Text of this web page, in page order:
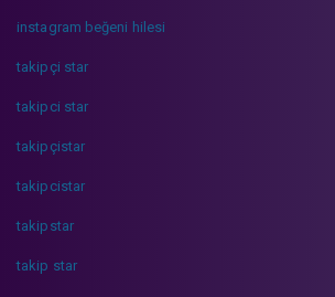
instagram beğeni hilesi
takipçi star
takipci star
takipçistar
takipcistar
takipstar
takip star